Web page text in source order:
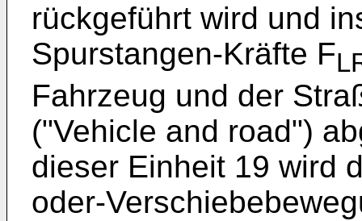
rückgeführt wird und
Spurstangen-Kräfte F
Fahrzeug und der
("Vehicle and road")
dieser Einheit 19 wird
oder-